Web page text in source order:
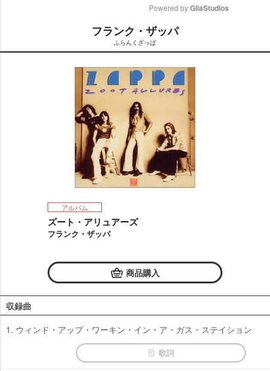
t
e
Powered by GliaStudios
フランク・ザッパ
ふらんくざっぱ
アルバム
ズート・アリュアーズ
フランク・ザッパ
商品購入
収録曲
1. ウィンド・アップ・ワーキン・イン・ア・ガス・ステイション
歌詞